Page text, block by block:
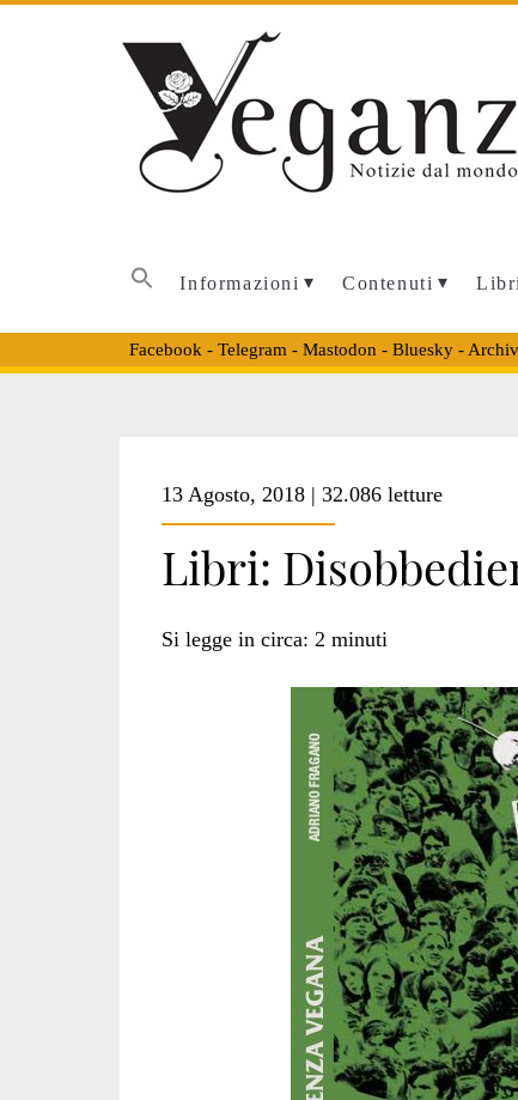
Informazioni Contenuti Libri
Facebook - Telegram - Mastodon - Bluesky-
<span>origini
del
veganismo</
13 Agosto, 2018 | 32.086 letture
Libri:
Si legge in circa: 2 minuti